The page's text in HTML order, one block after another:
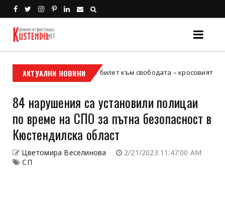
АКТУАЛНИ НОВИНИ
Кой е твоят билет към свободата – кросовият мотор или
84 нарушения са установили полицаи
по време на СПО за пътна безопасност в
Кюстендилска област
Цветомира Веселинова
2/21/2023 11:47:00 AM
СП